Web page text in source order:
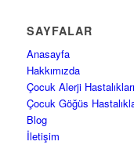
SAYFALAR
Anasayfa
Hakkımızda
Çocuk Alerji Hastalıkları
Çocuk Göğüs
Blog
İletişim